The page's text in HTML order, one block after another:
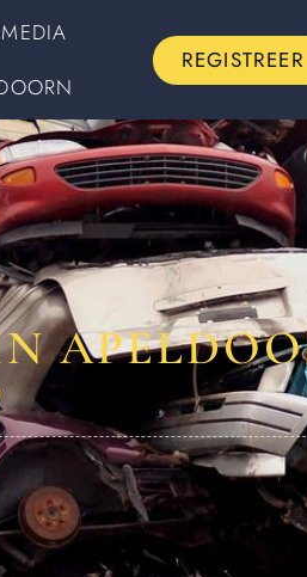
REGISTREER